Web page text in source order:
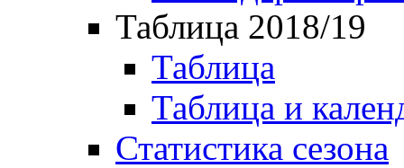
Таблица 2018/19
Таблица
Таблица и
Статистика сезона